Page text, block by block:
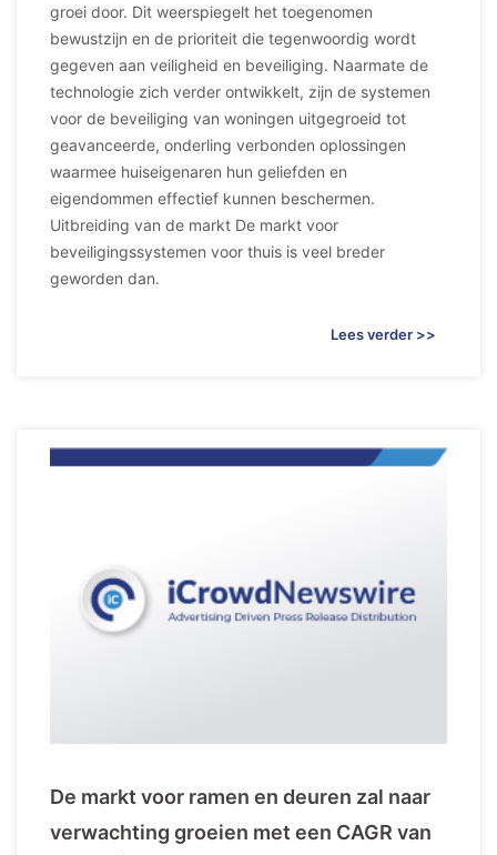
groei door. Dit weerspiegelt het toegenomen
bewustzijn en de prioriteit die tegenwoordig wordt
gegeven aan veiligheid en beveiliging. Naarmate de
technologie zich verder ontwikkelt, zijn de systemen
voor de beveiliging van woningen uitgegroeid tot
geavanceerde, onderling verbonden oplossingen
waarmee huiseigenaren hun geliefden en
eigendommen effectief kunnen beschermen.
Uitbreiding van de markt De markt voor
beveiligingssystemen voor thuis is veel breder
geworden dan.
Lees verder >>
De markt voor ramen en deuren zal naar
verwachting groeien met een CAGR van